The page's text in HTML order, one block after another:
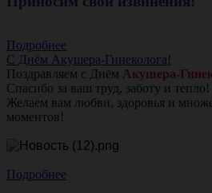
Подробнее
С Днём Акушера-Гинеколога!
Поздравляем с Днём Акушера-
Спасибо за ваш труд, заботу и тепло!
Желаем вам любви, здоровья и
моментов!
Подробнее